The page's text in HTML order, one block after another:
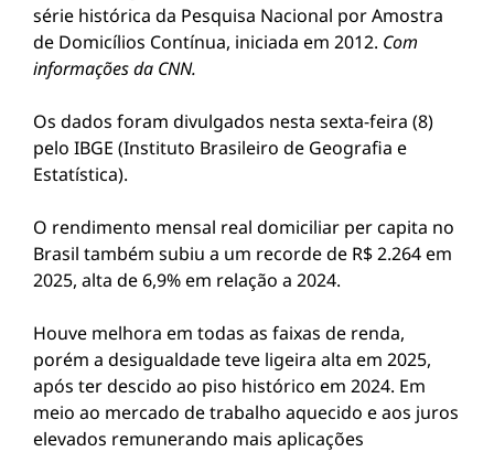
série histórica da Pesquisa Nacional por Amostra
de Domicílios Contínua, iniciada em 2012. Com
informações da CNN.
Os dados foram divulgados nesta sexta-feira (8)
pelo IBGE (Instituto Brasileiro de Geografia e
Estatística).
O rendimento mensal real domiciliar per capita no
Brasil também subiu a um recorde de R$ 2.264 em
2025, alta de 6,9% em relação a 2024.
Houve melhora em todas as faixas de renda,
porém a desigualdade teve ligeira alta em 2025,
após ter descido ao piso histórico em 2024. Em
meio ao mercado de trabalho aquecido e aos juros
elevados remunerando mais aplicações